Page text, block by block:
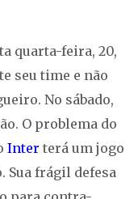
quarta-feira, 20,
seu time e não
No sábado,
O problema do
Inter terá um jogo
Sua frágil defesa